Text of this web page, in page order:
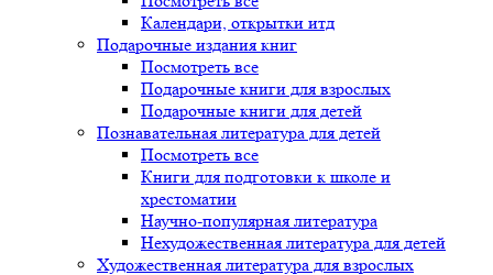
Календари, открытки итд
Подарочные издания книг
Посмотреть все
Подарочные книги для взрослых
Подарочные книги для детей
Познавательная литература для детей
Посмотреть все
Книги для подготовки к школе и
хрестоматии
Научно-популярная литература
Нехудожественная литература для детей
Художественная литература для взрослых